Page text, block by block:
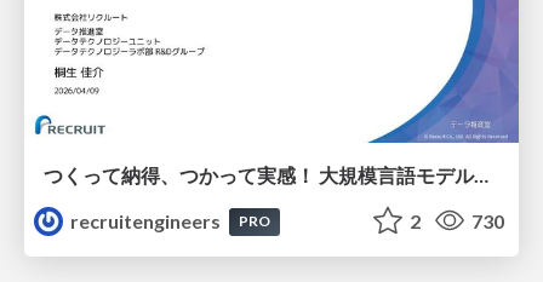
つくって納得、つかって実感！ 大規模言語モデルことはじめ ver2.0
recruitengineers
PRO 2 730